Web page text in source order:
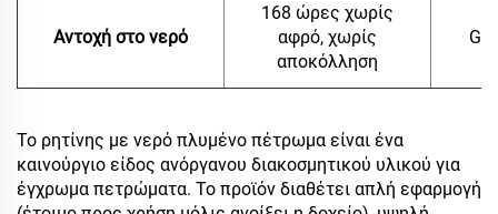
Αντοχή στο νερό
168 ώρες χωρίς
αφρό, χωρίς
αποκόλληση
Το ρητίνης με νερό πλυμένο πέτρωμα είναι ένα
καινούργιο είδος ανόργανου διακοσμητικού υλικού για
έγχρωμα πετρώματα. Το προϊόν διαθέτει απλή εφαρμογή